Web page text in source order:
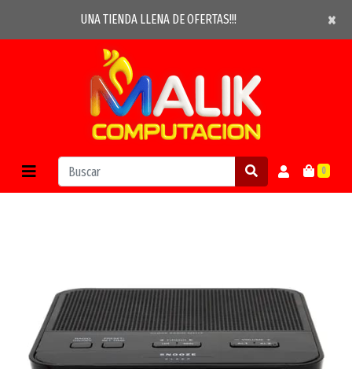
UNA TIENDA LLENA DE OFERTAS!!! ×
×
0